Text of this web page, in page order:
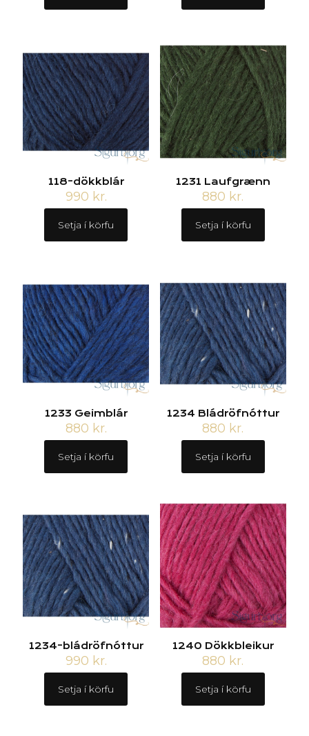
118-dökkblár
990 kr.
Setja í körfu
1231 Laufgrænn
880 kr.
Setja í körfu
1233 Geimblár
880 kr.
Setja í körfu
1234 Bládröfnóttur
880 kr.
Setja í körfu
1234-bládröfnóttur
990 kr.
Setja í körfu
1240 Dökkbleikur
880 kr.
Setja í körfu